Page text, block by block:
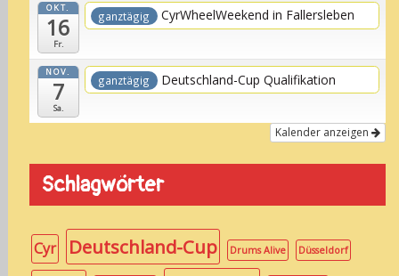
OKT.
16
Fr.
ganztägig CyrWheelWeekend in Fallersleben
NOV.
7
Sa.
ganztägig Deutschland-Cup Qualifikation
Kalender anzeigen
Schlagwörter
Cyr Deutschland-Cup Drums Alive Düsseldorf